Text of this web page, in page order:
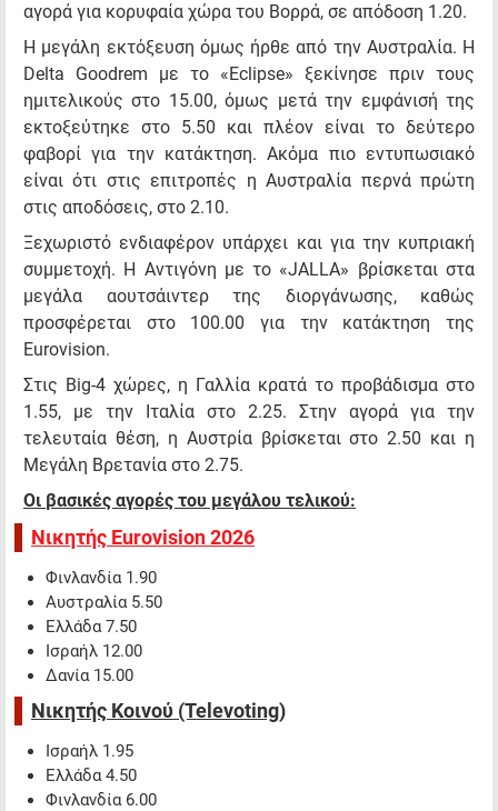
αγορά για κορυφαία χώρα του Βορρά, σε απόδοση 1.20.
Η μεγάλη εκτόξευση όμως ήρθε από την Αυστραλία. Η
Delta Goodrem με το «Eclipse» ξεκίνησε πριν τους
ημιτελικούς στο 15.00, όμως μετά την εμφάνισή της
εκτοξεύτηκε στο 5.50 και πλέον είναι το δεύτερο
φαβορί για την κατάκτηση. Ακόμα πιο εντυπωσιακό
είναι ότι στις επιτροπές η Αυστραλία περνά πρώτη
στις αποδόσεις, στο 2.10.
Ξεχωριστό ενδιαφέρον υπάρχει και για την κυπριακή
συμμετοχή. Η Αντιγόνη με το «JALLA» βρίσκεται στα
μεγάλα αουτσάιντερ της διοργάνωσης, καθώς
προσφέρεται στο 100.00 για την κατάκτηση της
Eurovision.
Στις Big-4 χώρες, η Γαλλία κρατά το προβάδισμα στο
1.55, με την Ιταλία στο 2.25. Στην αγορά για την
τελευταία θέση, η Αυστρία βρίσκεται στο 2.50 και η
Μεγάλη Βρετανία στο 2.75.
Οι βασικές αγορές του μεγάλου τελικού:
Νικητής Eurovision 2026
Φινλανδία 1.90
Αυστραλία 5.50
Ελλάδα 7.50
Ισραήλ 12.00
Δανία 15.00
Νικητής Κοινού (Televoting)
Ισραήλ 1.95
Ελλάδα 4.50
Φινλανδία 6.00